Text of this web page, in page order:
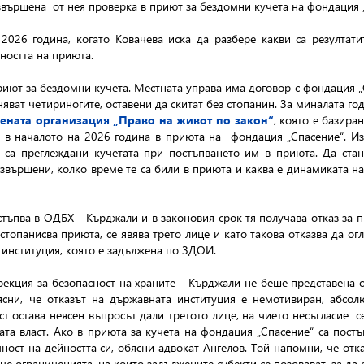
от нея проверка в приют за бездомни кучета на фондация
година, когато Ковачева иска да разбере какви са
на приюта.
за бездомни кучета. Местната управа има договор с фондация
четириногите, оставени да скитат без стопанин. За миналата
организация „Право на живот по закон“, която е
на 2026 година в приюта на фондация „Спасение“.
са преглеждани кучетата при постъпването им в приюта. Да
колко време те са били в приюта и каква е динамиката
в ОДБХ - Кърджали и в законовия срок тя получава отказ за
приюта, се явява трето лице и като такова отказва да
която е задължена по ЗДОИ.
за безопасност на храните - Кърджали не беше
че отказът на държавната институция е немотивиран,
остава неясен въпросът дали третото лице, на чието
власт. Ако в приюта за кучета на фондация „Спасение“ са
на дейността си, обясни адвокат Ангелов. Той напомни, че